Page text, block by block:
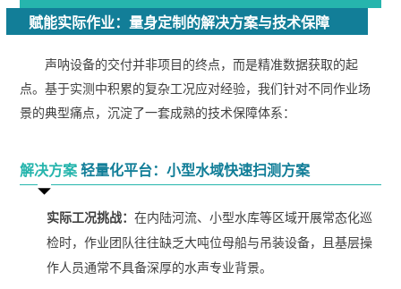
赋能实际作业：量身定制的解决方案与技术保障
声呐设备的交付并非项目的终点，而是精准数据获取的起
点。基于实测中积累的复杂工况应对经验，我们针对不同作业场
景的典型痛点，沉淀了一套成熟的技术保障体系：
解决方案轻量化平台：小型水域快速扫测方案
实际工况挑战：在内陆河流、小型水库等区域开展常态化巡
检时，作业团队往往缺乏大吨位母船与吊装设备，且基层操
作人员通常不具备深厚的水声专业背景。